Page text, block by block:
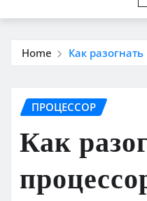
Home Как
ПРОЦЕССОР
Как